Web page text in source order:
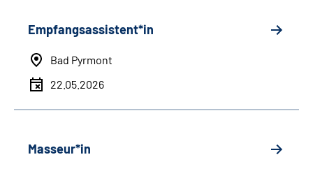
Empfangsassistent*in
Bad Pyrmont
22.05.2026
Masseur*in